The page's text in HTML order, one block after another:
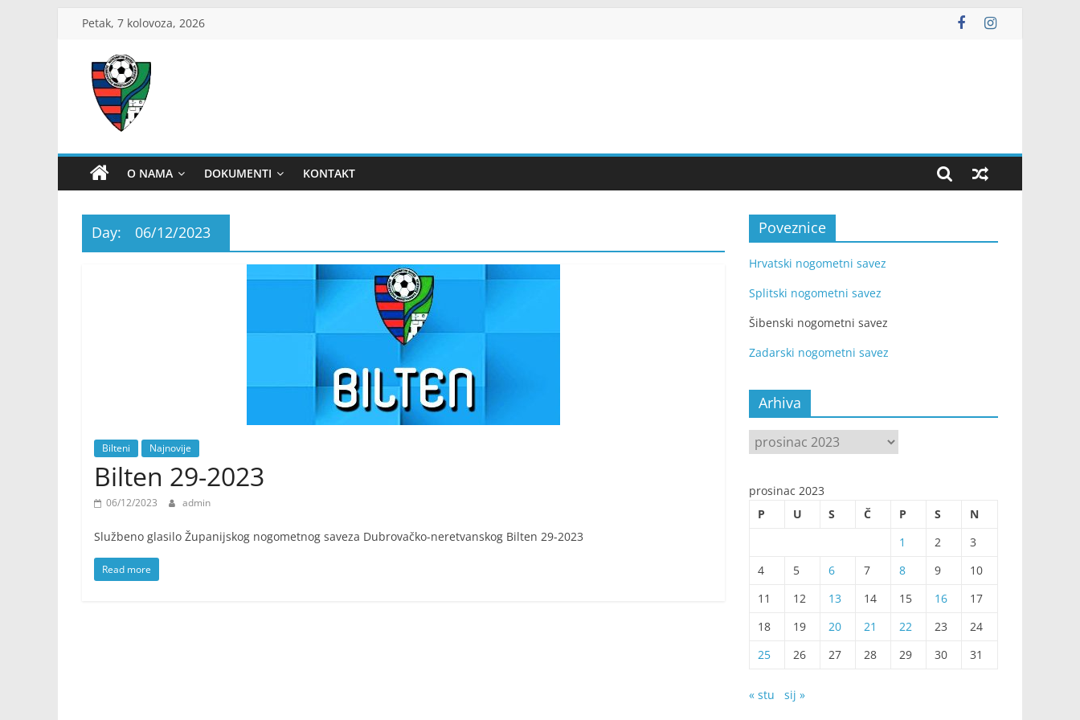
Petak, 7 kolovoza, 2026
ŽNS
Dubrovačko-
neretvanski
O NAMA DOKUMENTI KONTAKT
Day: 06/12/2023
Bilteni Najnovije
Bilten 29-2023
06/12/2023 admin
Službeno glasilo Županijskog nogometnog saveza Dubrovačko-neretvanskog Bilten 29-2023
Read more
Poveznice
Hrvatski nogometni savez
Splitski nogometni savez
Šibenski nogometni savez
Zadarski nogometni savez
Arhiva
Arhiva
prosinac 2023
P
U S Č P S
N
1
2
3
4
5 6 7 8 9
10
11
12 13 14 15 16
17
18
19 20 21 22 23
24
25
26 27 28 29 30 31
« stu sij »